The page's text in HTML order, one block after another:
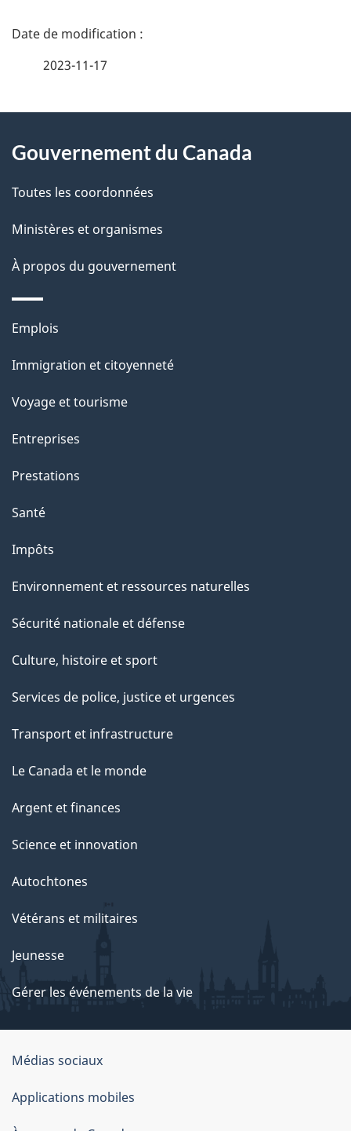
D
i
l
s
d
e
l
a
p
a
g
e
2023-11-17
propos
de
ce
site
Gouvernement du Canada
Toutes les coordonnées
Ministères et organismes
À propos du gouvernement
Thèmes
sujets
Emplois
Immigration et citoyenneté
Voyage et tourisme
Entreprises
Prestations
Santé
Impôts
Environnement et ressources naturelles
Sécurité nationale et défense
Culture, histoire et sport
Services de police, justice et urgences
Transport et infrastructure
Le Canada et le monde
Argent et finances
Science et innovation
Autochtones
Vétérans et militaires
Jeunesse
Gérer les événements de la vie
Organisation
du
gouvernement
Médias sociaux
Applications mobiles